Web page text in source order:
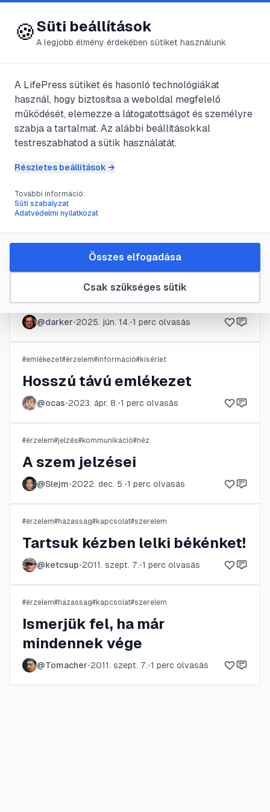
😍 LifePress
🏷️#érzelem
6cikk található ezzel a címkével
Bánatos vagy? Most ennek
vége
@zsint•2025. jún. 30.•1perc olvasás
Óvodás lett a gyermek
@darker•2025. jún. 14.•1 perc olvasás
#emlékezet#érzelem#információ#kísérlet
Hosszú távú emlékezet
@ocas•2023. ápr. 8.•1 perc olvasás
#érzelem#jelzés#kommunikáció#néz
A szem jelzései
@Slejm•2022. dec. 5.•1 perc olvasás
#érzelem#házasság#kapcsolat#szerelem
Tartsuk kézben lelki békénket!
@ketcsup•2011. szept. 7.•1 perc olvasás
#érzelem#házasság#kapcsolat#szerelem
Ismerjük fel, ha már
mindennek vége
@Tomacher•2011. szept. 7.•1 perc olvasás
🍪Süti beállítások
A legjobb élmény érdekében sütiket használunk
A LifePress sütiket és hasonló technológiákat
használ, hogy biztosítsa a weboldal megfelelő
működését, elemezze a látogatottságot és személyre
szabja a tartalmat. Az alábbi beállításokkal
testreszabhatod a sütik használatát.
Részletes beállítások →
További információ:
Süti szabályzat
Adatvédelmi nyilatkozat
Csak szükséges sütik
Összes elfogadása